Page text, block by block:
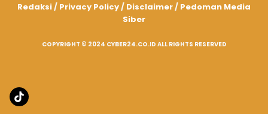
Redaksi/ Privacy Policy/ Disclaimer/ Pedoman Media
Siber
COPYRIGHT © 2024 CYBER24.CO.ID ALL RIGHTS RESERVED